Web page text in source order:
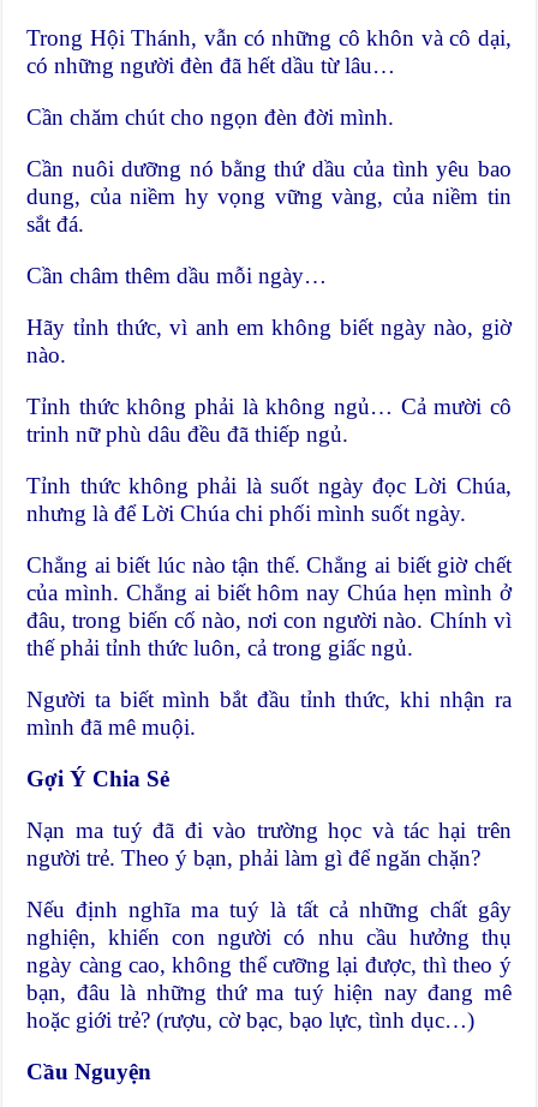
Trong Hội Thánh, vẫn có những cô khôn và cô dại,
có những người đèn đã hết dầu từ lâu…
Cần chăm chút cho ngọn đèn đời mình.
Cần nuôi dưỡng nó bằng thứ dầu của tình yêu bao
dung, của niềm hy vọng vững vàng, của niềm tin
sắt đá.
Cần châm thêm dầu mỗi ngày…
Hãy tỉnh thức, vì anh em không biết ngày nào, giờ
nào.
Tỉnh thức không phải là không ngủ… Cả mười cô
trinh nữ phù dâu đều đã thiếp ngủ.
Tỉnh thức không phải là suốt ngày đọc Lời Chúa,
nhưng là để Lời Chúa chi phối mình suốt ngày.
Chẳng ai biết lúc nào tận thế. Chẳng ai biết giờ chết
của mình. Chẳng ai biết hôm nay Chúa hẹn mình ở
đâu, trong biến cố nào, nơi con người nào. Chính vì
thế phải tỉnh thức luôn, cả trong giấc ngủ.
Người ta biết mình bắt đầu tỉnh thức, khi nhận ra
mình đã mê muội.
Gợi Ý Chia Sẻ
Nạn ma tuý đã đi vào trường học và tác hại trên
người trẻ. Theo ý bạn, phải làm gì để ngăn chặn?
Nếu định nghĩa ma tuý là tất cả những chất gây
nghiện, khiến con người có nhu cầu hưởng thụ
ngày càng cao, không thể cưỡng lại được, thì theo ý
bạn, đâu là những thứ ma tuý hiện nay đang mê
hoặc giới trẻ? (rượu, cờ bạc, bạo lực, tình dục…)
Cầu Nguyện